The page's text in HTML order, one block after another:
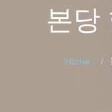
본당
Home